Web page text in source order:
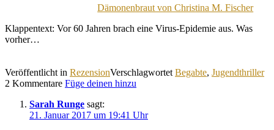
Dämonenbraut von Christina M. Fischer
Klappentext: Vor 60 Jahren brach eine Virus-Epidemie aus. Was
vorher…
Veröffentlicht in RezensionVerschlagwortet Begabte, Jugendthriller
2 Kommentare Füge deinen hinzu
Sarah Runge sagt:
21. Januar 2017 um 19:41 Uhr